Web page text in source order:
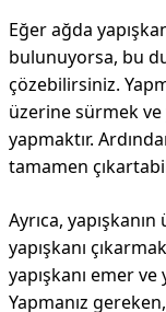
Eğer ağda
bulunuyorsa, bu
çözebilirsiniz.
üzerine sürmek ve
yapmaktır.
tamamen
Ayrıca,
yapışkanı
yapışkanı emer ve
Yapmanız